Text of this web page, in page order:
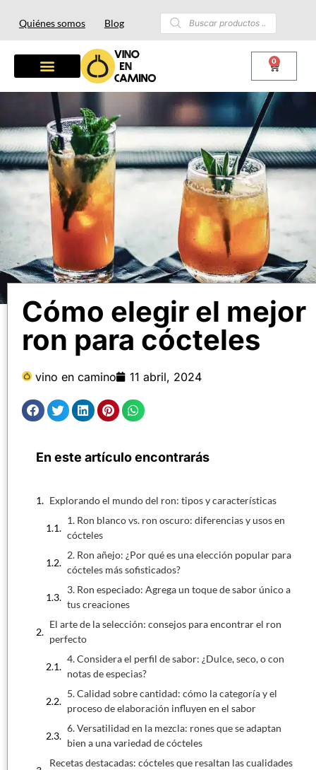
Quiénes somos Blog
0
Cómo elegir el mejor
ron para cócteles
vino en camino 11 abril, 2024
En este artículo encontrarás
Explorando el mundo del ron: tipos y características
1. Ron blanco vs. ron oscuro: diferencias y usos en
cócteles
2. Ron añejo: ¿Por qué es una elección popular para
cócteles más sofisticados?
3. Ron especiado: Agrega un toque de sabor único a
tus creaciones
El arte de la selección: consejos para encontrar el ron
perfecto
4. Considera el perfil de sabor: ¿Dulce, seco, o con
notas de especias?
5. Calidad sobre cantidad: cómo la categoría y el
proceso de elaboración influyen en el sabor
6. Versatilidad en la mezcla: rones que se adaptan
bien a una variedad de cócteles
Recetas destacadas: cócteles que resaltan las cualidades